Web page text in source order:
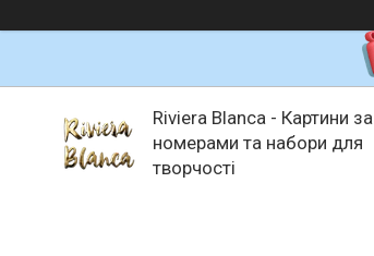
Riviera Blanca - Картини за
номерами та набори для
творчості